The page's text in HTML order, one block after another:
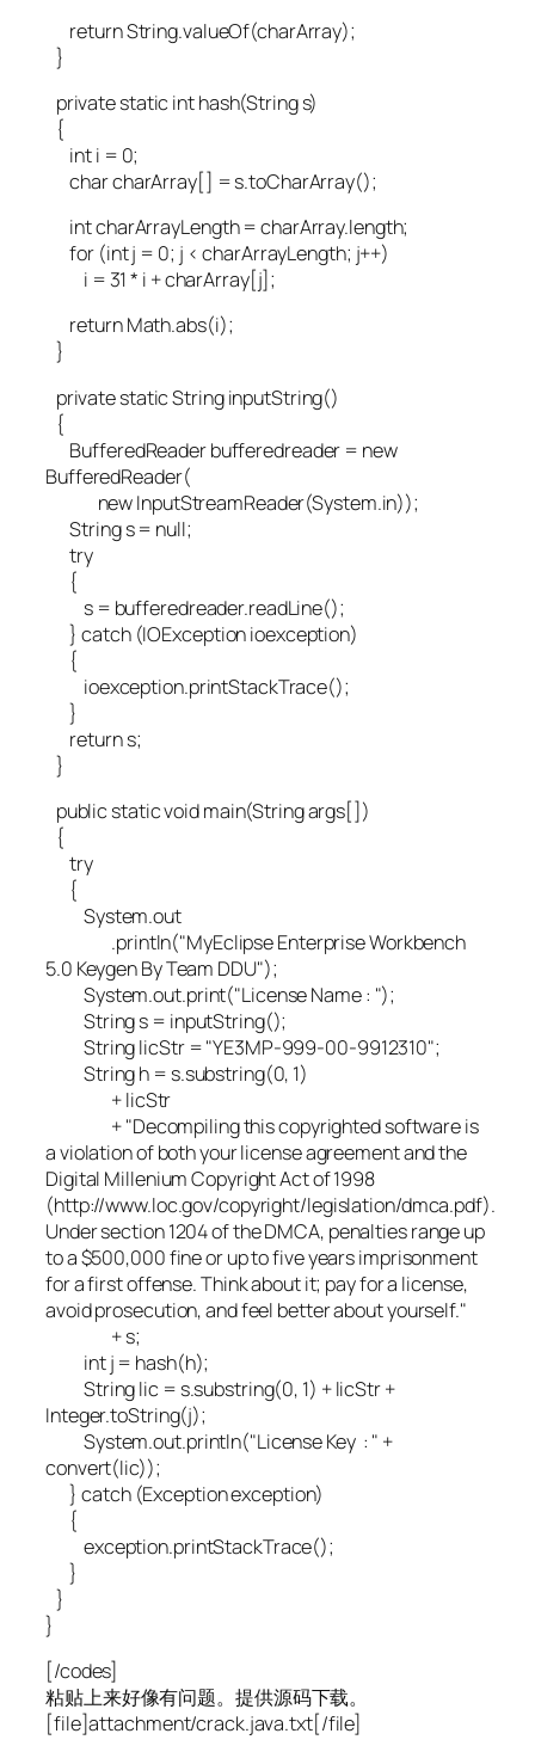
return String.valueOf(charArray);
}
private static int hash(String s)
{
int i = 0;
char charArray[] = s.toCharArray();
int charArrayLength = charArray.length;
for (int j = 0; j < charArrayLength; j++)
i = 31 * i + charArray[j];
return Math.abs(i);
}
private static String inputString()
{
BufferedReader bufferedreader = new
BufferedReader(
new InputStreamReader(System.in));
String s = null;
try
{
s = bufferedreader.readLine();
} catch (IOException ioexception)
{
ioexception.printStackTrace();
}
return s;
}
public static void main(String args[])
{
try
{
System.out
.println("MyEclipse Enterprise Workbench
5.0 Keygen By Team DDU");
System.out.print("License Name : ");
String s = inputString();
String licStr = "YE3MP-999-00-9912310";
String h = s.substring(0, 1)
+ licStr
+ "Decompiling this copyrighted software is
a violation of both your license agreement and the
Digital Millenium Copyright Act of 1998
(http://www.loc.gov/copyright/legislation/dmca.pdf).
Under section 1204 of the DMCA, penalties range up
to a $500,000 fine or up to five years imprisonment
for a first offense. Think about it; pay for a license,
avoid prosecution, and feel better about yourself."
+ s;
int j = hash(h);
String lic = s.substring(0, 1) + licStr +
Integer.toString(j);
System.out.println("License Key : " +
convert(lic));
} catch (Exception exception)
{
exception.printStackTrace();
}
}
}
[/codes]
粘贴上来好像有问题。提供源码下载。
[file]attachment/crack.java.txt[/file]